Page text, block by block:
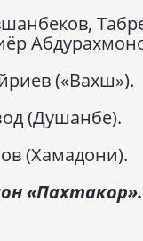
(«Вахш»).
(Душанбе).
(Хамадони).